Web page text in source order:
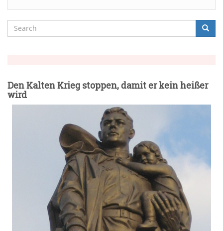
Suche
Search
Den Kalten Krieg stoppen, damit er kein heißer
wird